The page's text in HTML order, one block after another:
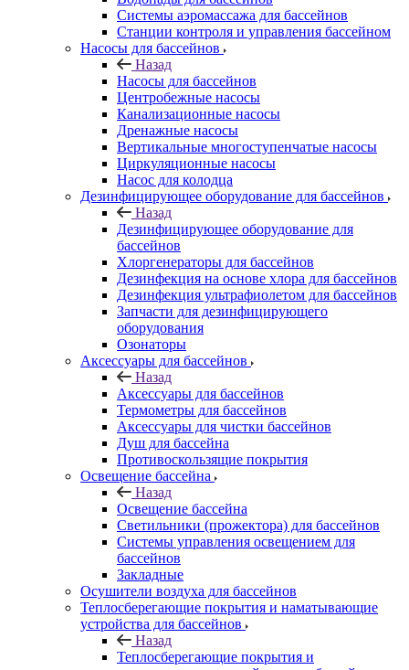
Системы аэромассажа для бассейнов
Станции контроля и управления бассейном
Насосы для бассейнов
Назад
Насосы для бассейнов
Центробежные насосы
Канализационные насосы
Дренажные насосы
Вертикальные многоступенчатые насосы
Циркуляционные насосы
Насос для колодца
Дезинфицирующее оборудование для бассейнов
Назад
Дезинфицирующее оборудование для
бассейнов
Хлоргенераторы для бассейнов
Дезинфекция на основе хлора для бассейнов
Дезинфекция ультрафиолетом для бассейнов
Запчасти для дезинфицирующего
оборудования
Озонаторы
Аксессуары для бассейнов
Назад
Аксессуары для бассейнов
Термометры для бассейнов
Аксессуары для чистки бассейнов
Душ для бассейна
Противоскользящие покрытия
Освещение бассейна
Назад
Освещение бассейна
Светильники (прожектора) для бассейнов
Системы управления освещением для
бассейнов
Закладные
Осушители воздуха для бассейнов
Теплосберегающие покрытия и наматывающие
устройства для бассейнов
Назад
Теплосберегающие покрытия и